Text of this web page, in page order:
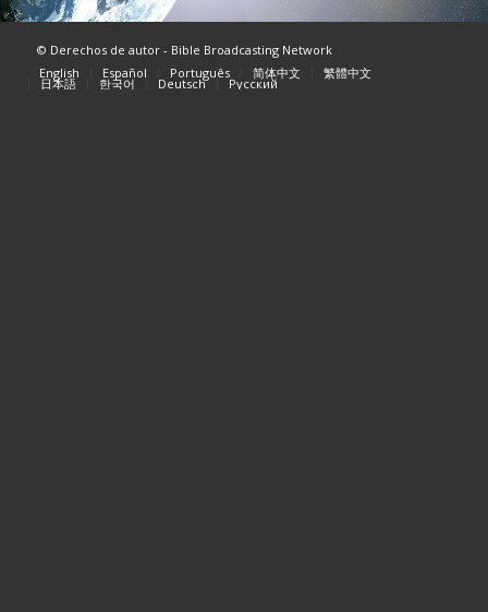
© Derechos de autor - Bible Broadcasting Network
English
Español Português 简体中文 繁體中文
日本語 한국어 Deutsch Pусский